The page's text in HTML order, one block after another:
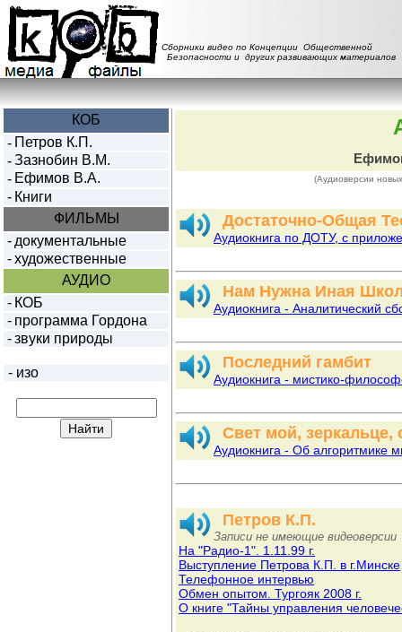
Сборники видео по Концепции Общественной
Безопасности и других развивающих материалов
КОБ
- Петров К.П.
- Зазнобин В.М.
- Ефимов В.А.
- Книги
ФИЛЬМЫ
- документальные
- художественные
АУДИО
- КОБ
- программа Гордона
- звуки природы
- изо
(Аудиоверсии
Достаточно-Общая
Аудиокнига по ДОТУ, с
Нам Нужна Иная
Аудиокнига - Аналитический
Последний гамбит
Аудиокнига - мистико-
Свет мой, зеркальце,
Аудиокнига - Об алгоритмике
Петров К.П.
Записи не имеющие видеоверсии
На "Радио-1". 1.11.99 г.
Выступление Петрова К.П. в г.Минске
Телефонное интервью
Обмен опытом. Тургояк 2008 г.
О книге "Тайны управления